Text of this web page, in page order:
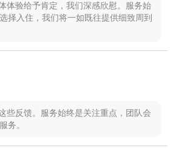
体验给予肯定，我们深感欣慰。服务始
择入住，我们将一如既往提供细致周到
些反馈。服务始终是关注重点，团队会
务。